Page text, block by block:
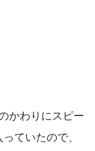
かわりにスピー
ていたので、